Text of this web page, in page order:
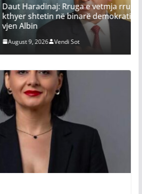
Rruga e vetmja rrugë për ta
binarë demokratik, shtatori po
Vendi Sot